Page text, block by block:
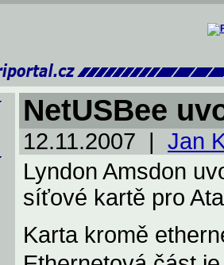
NetUSBee
12.11.2007 | Jan
Lyndon Amsdon
síťové kartě pro
Karta kromě